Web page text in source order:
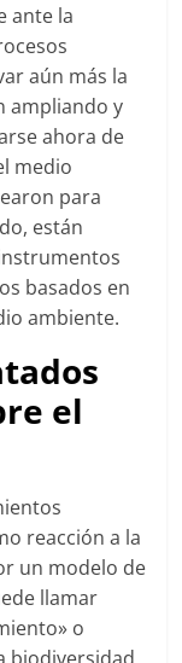
ante la
aún más la
ampliando y
ahora de
medio
para
están
basados en
ambiente.
el
reacción a la
un modelo de
llamar
o